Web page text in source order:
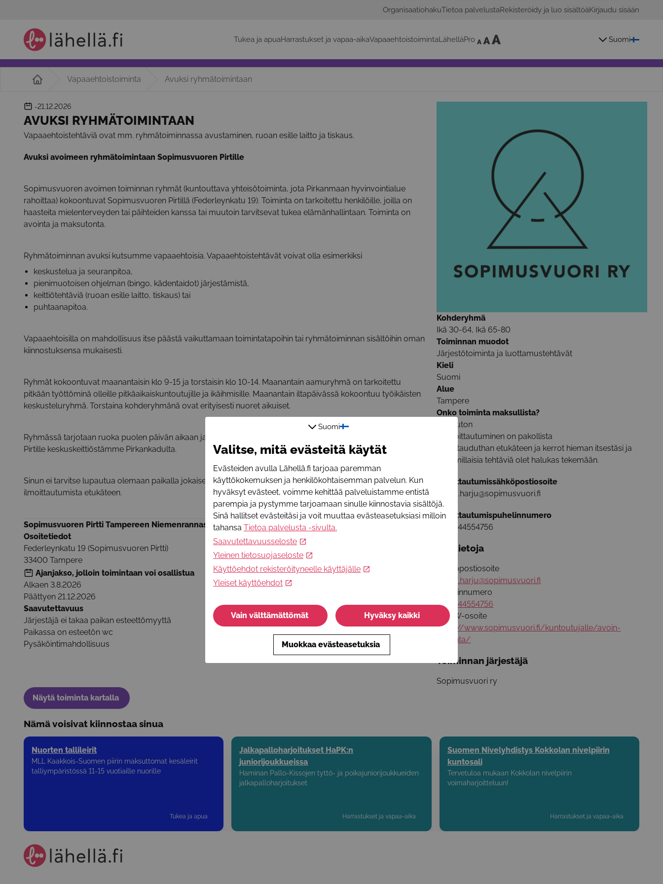
OrganisaatiohakuTietoa palvelustaRekisteröidy ja luo sisältöäKirjaudu sisään
Tukea ja apuaHarrastukset ja vapaa-aikaVapaaehtoistoimintaLähelläPro Suomi
Vapaaehtoistoiminta Avuksi ryhmätoimintaan
-21.12.2026
AVUKSI RYHMÄTOIMINTAAN
Vapaaehtoistehtäviä ovat mm. ryhmätoiminnassa avustaminen, ruoan esille laitto ja tiskaus.
Avuksi avoimeen ryhmätoimintaan Sopimusvuoren Pirtille
Sopimusvuoren avoimen toiminnan ryhmät (kuntouttava yhteisötoiminta, jota Pirkanmaan hyvinvointialue
rahoittaa) kokoontuvat Sopimusvuoren Pirtillä (Federleynkatu 19). Toiminta on tarkoitettu henkilöille, joilla on
haasteita mielenterveyden tai päihteiden kanssa tai muutoin tarvitsevat tukea elämänhallintaan. Toiminta on
avointa ja maksutonta.
Ryhmätoiminnan avuksi kutsumme vapaaehtoisia. Vapaaehtoistehtävät voivat olla esimerkiksi
keskustelua ja seuranpitoa,
pienimuotoisen ohjelman (bingo, kädentaidot) järjestämistä,
keittiötehtäviä (ruoan esille laitto, tiskaus) tai
puhtaanapitoa.
Vapaaehtoisilla on mahdollisuus itse päästä vaikuttamaan toimintatapoihin tai ryhmätoiminnan sisältöihin oman
kiinnostuksensa mukaisesti.
Ryhmät kokoontuvat maanantaisin klo 9-15 ja torstaisin klo 10-14. Maanantain aamuryhmä on tarkoitettu
pitkään työttöminä olleille pitkäaikaiskuntoutujille ja ikäihmisille. Maanantain iltapäivässä kokoontuu työikäisten
keskusteluryhmä. Torstaina kohderyhmänä ovat erityisesti nuoret aikuiset.
Ryhmässä tarjotaan ruoka puolen päivän aikaan ja myös vapaaehtoiset saavat syödäksensä. Ruoka kuljetetaan
Pirtille keskuskeittiöstämme Pirkankadulta.
Sinun ei tarvitse lupautua olemaan paikalla jokaisessa ryhmässä. Pienikin hetki ja apu on tärkeä! Toivomme
ilmoittautumista etukäteen.
Sopimusvuoren Pirtti Tampereen Niemenrannassa.
Osoitetiedot
Federleynkatu 19 (Sopimusvuoren Pirtti)
33400 Tampere
Ajanjakso, jolloin toimintaan voi osallistua
Alkaen 3.8.2026
Päättyen 21.12.2026
Saavutettavuus
Järjestäjä ei takaa paikan esteettömyyttä
Paikassa on esteetön wc
Pysäköintimahdollisuus
Kohderyhmä
Ikä 30-64, Ikä 65-80
Toiminnan muodot
Järjestötoiminta ja luottamustehtävät
Kieli
Suomi
Alue
Tampere
Onko toiminta maksullista?
Maksuton
Ilmoittautuminen on pakollista
Ilmoittauduthan etukäteen ja kerrot hieman itsestäsi ja
siitä, millaisia tehtäviä olet halukas tekemään.
Ilmoittautumissähköpostiosoite
sanna.harju@sopimusvuori.fi
Ilmoittautumispuhelinnumero
+358444554756
Lisätietoja
Sähköpostiosoite
sanna.harju@sopimusvuori.fi
Puhelinnumero
+358444554756
WWW-osoite
https://www.sopimusvuori.fi/kuntoutujalle/avoin-
toiminta/
Toiminnan järjestäjä
Sopimusvuori ry
Näytä toiminta kartalla
Nämä voisivat kiinnostaa sinua
Nuorten tallileirit
MLL Kaakkois-Suomen piirin maksuttomat kesäleirit
talliympäristössä 11-15 vuotiaille nuorille
Tukea ja apua
Jalkapalloharjoitukset HaPK:n
juniorijoukkueissa
Haminan Pallo-Kissojen tyttö- ja poikajuniorijoukkueiden
jalkapalloharjoitukset
Harrastukset ja vapaa-aika
Suomen Nivelyhdistys Kokkolan nivelpiirin
kuntosali
Tervetuloa mukaan Kokkolan nivelpiirin
voimaharjoitteluun!
Harrastukset ja vapaa-aika
Suomi
Valitse, mitä evästeitä käytät
Evästeiden avulla Lähellä.fi tarjoaa paremman
käyttökokemuksen ja henkilökohtaisemman palvelun. Kun
hyväksyt evästeet, voimme kehittää palveluistamme entistä
parempia ja pystymme tarjoamaan sinulle kiinnostavia sisältöjä.
Sinä hallitset evästeitäsi ja voit muuttaa evästeasetuksiasi milloin
tahansa Tietoa palvelusta -sivulta.
Saavutettavuusseloste
Yleinen tietosuojaseloste
Käyttöehdot rekisteröityneelle käyttäjälle
Yleiset käyttöehdot
Vain välttämättömät Hyväksy kaikki
Muokkaa evästeasetuksia